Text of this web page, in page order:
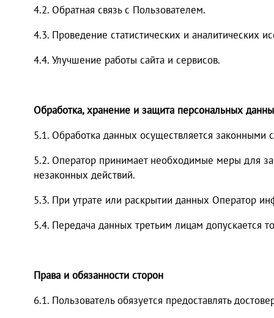
4.2. Обратная связь с Пользователем.
4.3. Проведение статистических и аналитических
4.4. Улучшение работы сайта и сервисов.
Обработка, хранение и защита персональных
5.1. Обработка данных осуществляется законными
5.2. Оператор принимает необходимые меры для
незаконных действий.
5.3. При утрате или раскрытии данных Оператор
5.4. Передача данных третьим лицам допускается
Права и обязанности сторон
6.1. Пользователь обязуется предоставлять